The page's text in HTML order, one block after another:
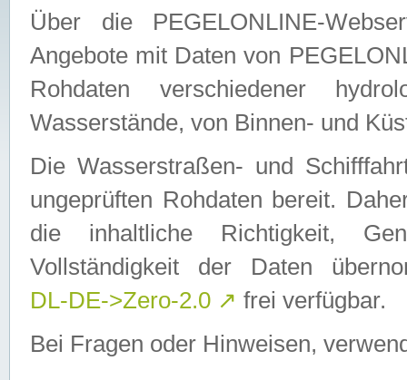
Über die PEGELONLINE-
Angebote mit Daten von
Rohdaten verschiedener
Wasserstände, von Binnen- und
Die Wasserstraßen- und
ungeprüften Rohdaten bereit.
die inhaltliche Richtigkeit,
Vollständigkeit der Daten
DL-DE->Zero-2.0 ↗ frei verfügbar.
Bei Fragen oder Hinweisen,